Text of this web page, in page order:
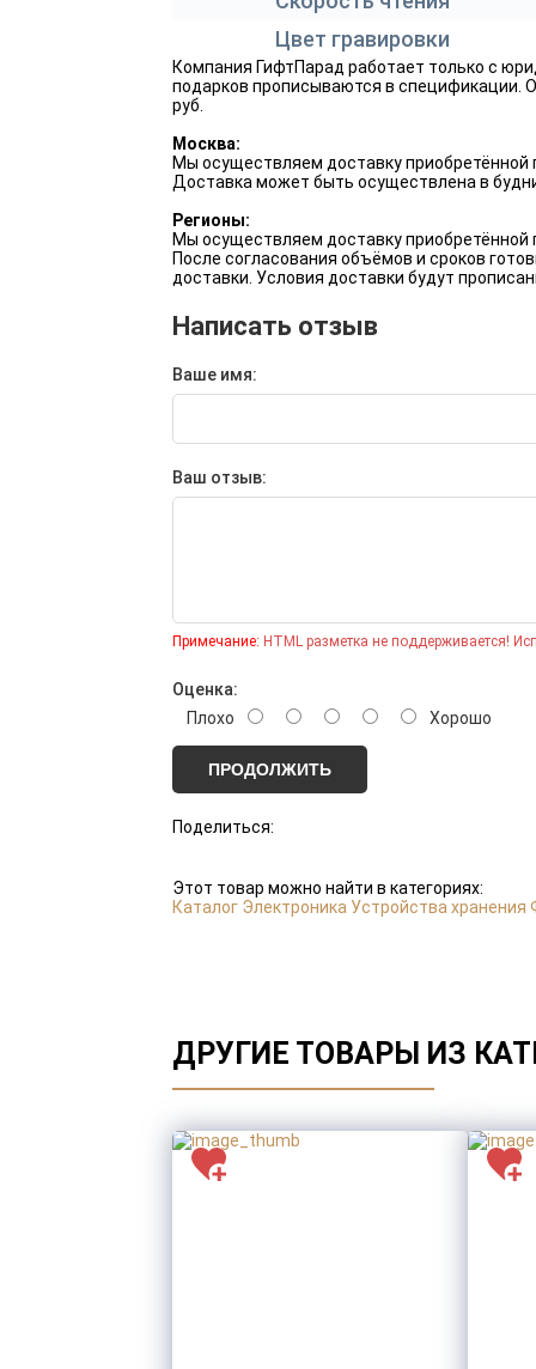
День железнодорожника
День ВМФ
Корпоративные подарки
Цвет гравировки
Компания ГифтПарад работает только с
подарков прописываются в спецификации.
руб.
Москва:
Мы осуществляем доставку
Доставка может быть осуществлена в
Регионы:
Мы осуществляем доставку приобретённой
После согласования объёмов и сроков
доставки. Условия доставки будут
Написать отзыв
Ваше имя:
Ваш отзыв:
Примечание: HTML разметка не поддерживается!
Оценка:
Плохо
Хорошо
ПРОДОЛЖИТЬ
Поделиться:
Этот товар можно найти в категориях:
Каталог Электроника Устройства хранения
ДРУГИЕ ТОВАРЫ ИЗ